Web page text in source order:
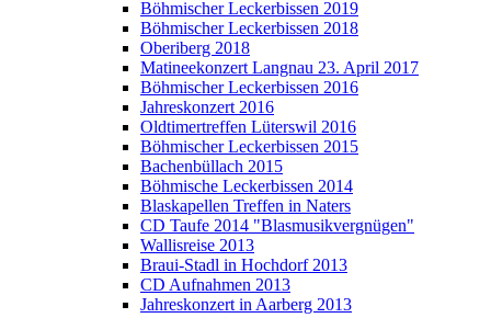
Böhmischer Leckerbissen 2019
Böhmischer Leckerbissen 2018
Oberiberg 2018
Matineekonzert Langnau 23. April 2017
Böhmischer Leckerbissen 2016
Jahreskonzert 2016
Oldtimertreffen Lüterswil 2016
Böhmischer Leckerbissen 2015
Bachenbüllach 2015
Böhmische Leckerbissen 2014
Blaskapellen Treffen in Naters
CD Taufe 2014 "Blasmusikvergnügen"
Wallisreise 2013
Braui-Stadl in Hochdorf 2013
CD Aufnahmen 2013
Jahreskonzert in Aarberg 2013